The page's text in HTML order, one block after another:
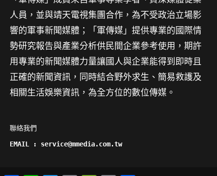
人員，並與靖天電視集團合作，為不受政治立場影
響的軍事新聞媒體；「軍傳媒」提供專業的國際情
勢研究報告與產業分析供民間企業參考使用，期許
用專業的新聞媒體力量讓國人與企業能得到即時且
正確的新聞資訊，同時結合野外求生、簡易救護及
相關生活娛樂資訊，為全方位的數位傳媒。
聯絡我們
EMAIL : service@mmedia.com.tw